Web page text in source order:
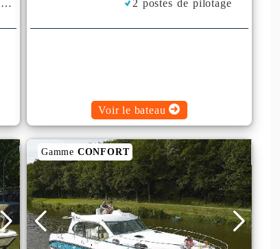
2 postes de pilotage
Voir le bateau
Gamme CONFORT